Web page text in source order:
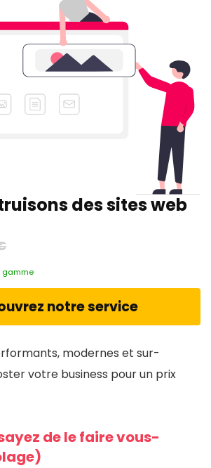
des sites web
gamme
notre service
modernes et sur-
votre business pour un prix
de le faire vous-